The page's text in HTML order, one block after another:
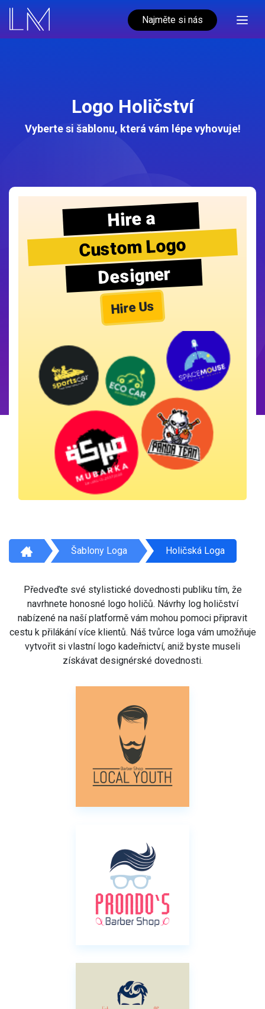
Najměte si nás
Logo Holičství
Vyberte si šablonu, která vám lépe vyhovuje!
Hire a
Custom Logo
Designer
Hire Us
Šablony Loga Holičská Loga
Předveďte své stylistické dovednosti publiku tím, že
navrhnete honosné logo holičů. Návrhy log holičství
nabízené na naší platformě vám mohou pomoci připravit
cestu k přilákání více klientů. Náš tvůrce loga vám umožňuje
vytvořit si vlastní logo kadeřnictví, aniž byste museli
získávat designérské dovednosti.